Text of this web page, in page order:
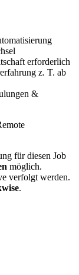
erforderlich
z. T. ab
&
für diesen Job
möglich.
verfolgt werden.
.